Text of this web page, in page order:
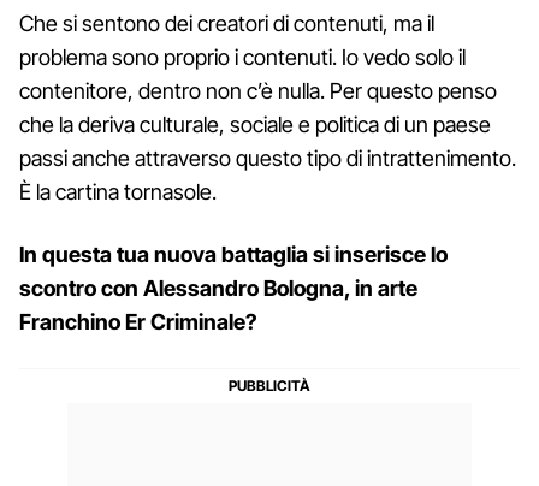
Che si sentono dei creatori di contenuti, ma il
problema sono proprio i contenuti. Io vedo solo il
contenitore, dentro non c’è nulla. Per questo penso
che la deriva culturale, sociale e politica di un paese
passi anche attraverso questo tipo di intrattenimento.
È la cartina tornasole.
In questa tua nuova battaglia si inserisce lo
scontro con Alessandro Bologna, in arte
Franchino Er Criminale?